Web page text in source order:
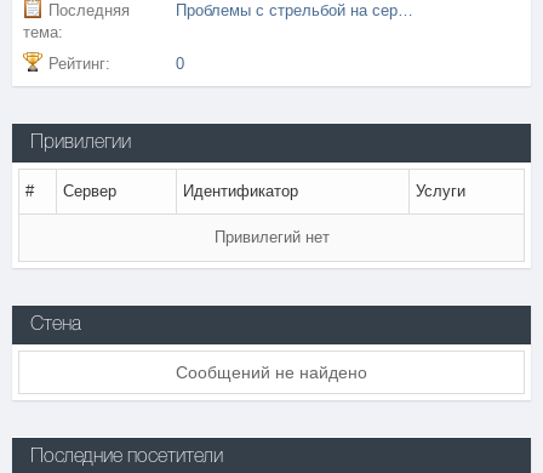
Последняя
тема:
Проблемы с стрельбой на сервере
Рейтинг: 0
Привилегии
# Сервер Идентификатор Услуги
Привилегий нет
Стена
Сообщений не найдено
Последние посетители